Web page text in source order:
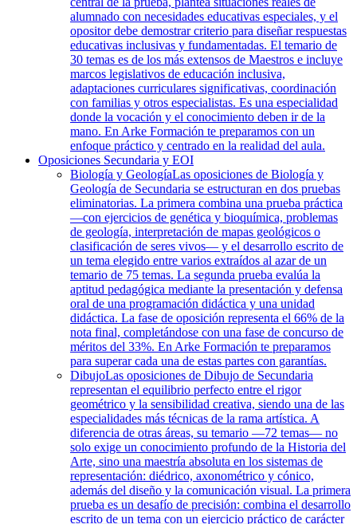
alumnado con necesidades educativas especiales, y el
opositor debe demostrar criterio para diseñar respuestas
educativas inclusivas y fundamentadas. El temario de
30 temas es de los más extensos de Maestros e incluye
marcos legislativos de educación inclusiva,
adaptaciones curriculares significativas, coordinación
con familias y otros especialistas. Es una especialidad
donde la vocación y el conocimiento deben ir de la
mano. En Arke Formación te preparamos con un
enfoque práctico y centrado en la realidad del aula.
Oposiciones Secundaria y EOI
Biología y GeologíaLas oposiciones de Biología y
Geología de Secundaria se estructuran en dos pruebas
eliminatorias. La primera combina una prueba práctica
—con ejercicios de genética y bioquímica, problemas
de geología, interpretación de mapas geológicos o
clasificación de seres vivos— y el desarrollo escrito de
un tema elegido entre varios extraídos al azar de un
temario de 75 temas. La segunda prueba evalúa la
aptitud pedagógica mediante la presentación y defensa
oral de una programación didáctica y una unidad
didáctica. La fase de oposición representa el 66% de la
nota final, completándose con una fase de concurso de
méritos del 33%. En Arke Formación te preparamos
para superar cada una de estas partes con garantías.
DibujoLas oposiciones de Dibujo de Secundaria
representan el equilibrio perfecto entre el rigor
geométrico y la sensibilidad creativa, siendo una de las
especialidades más técnicas de la rama artística. A
diferencia de otras áreas, su temario —72 temas— no
solo exige un conocimiento profundo de la Historia del
Arte, sino una maestría absoluta en los sistemas de
representación: diédrico, axonométrico y cónico,
además del diseño y la comunicación visual. La primera
prueba es un desafío de precisión: combina el desarrollo
escrito de un tema con un ejercicio práctico de carácter